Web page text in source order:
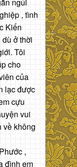
, tình
Kiến
ở thời
Tôi
cho
của
lạc được
cựu
vui
không
,
đình em